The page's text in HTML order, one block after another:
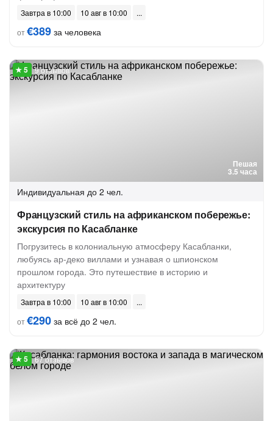
Завтра в 10:00
10 авг в 10:00
от€389 за человека
Пешая
3.5 часа
9 отзывов
Индивидуальная до 2 чел.
Французский стиль на африканском побережье:
экскурсия по Касабланке
Погрузитесь в колониальную атмосферу Касабланки,
любуясь ар-деко виллами и узнавая о шпионском
прошлом города. Это путешествие в историю и
архитектуру
Завтра в 10:00
10 авг в 10:00
от€290 за всё до 2 чел.
67 отзывов